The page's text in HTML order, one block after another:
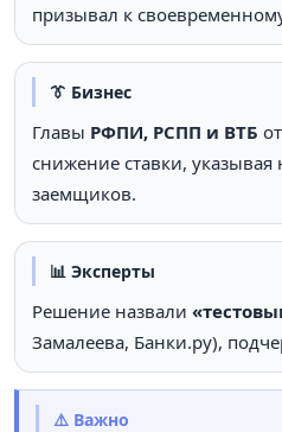
призывал к
👔 Бизнес
Главы РФПИ, РСПП и ВТБ
снижение ставки,
заемщиков.
📊 Эксперты
Решение назвали
Замалеева, Банки.ру),
⚠️ Важно